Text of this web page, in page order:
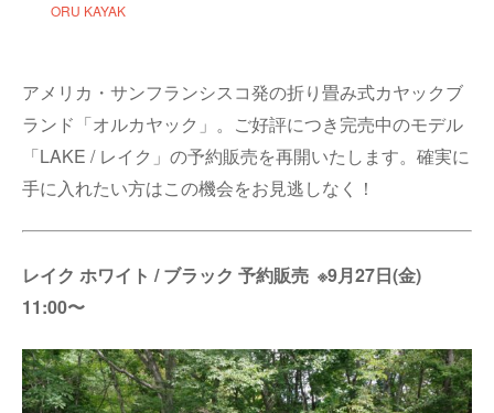
ORU KAYAK
アメリカ・サンフランシスコ発の折り畳み式カヤックブ
ランド「オルカヤック」。ご好評につき完売中のモデル
「LAKE / レイク」の予約販売を再開いたします。確実に
手に入れたい方はこの機会をお見逃しなく！
レイク ホワイト / ブラック 予約販売 ※9月27日(金)
11:00〜